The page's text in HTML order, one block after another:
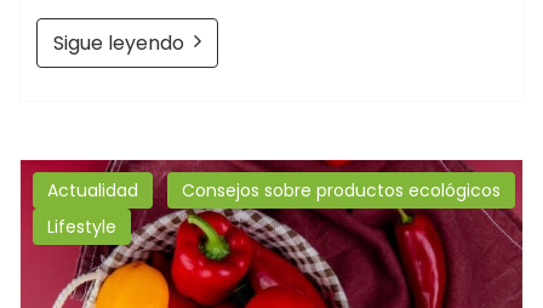
Sigue leyendo
Actualidad
Consejos sobre productos ecológicos
Lifestyle